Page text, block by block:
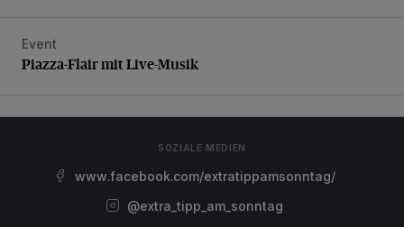
Piazza-Flair mit Live-Musik
Event
Piazza-Flair mit Live-Musik
SOZIALE MEDIEN
www.facebook.com/extratippamsonntag/
@extra_tipp_am_sonntag